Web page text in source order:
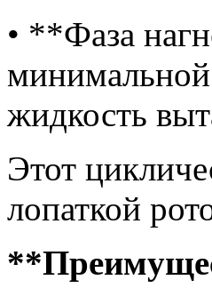
• **Фаза
жидкость
Этот
лопаткой